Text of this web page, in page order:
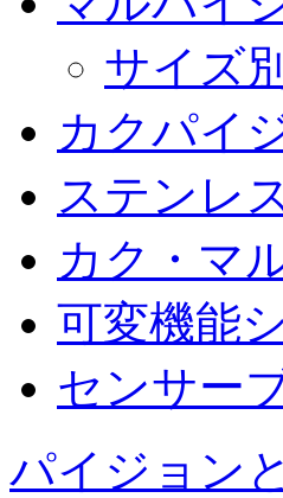
サイズ
カクパイ
ステンレ
カク・マ
可変機能
センサー
パイジョン